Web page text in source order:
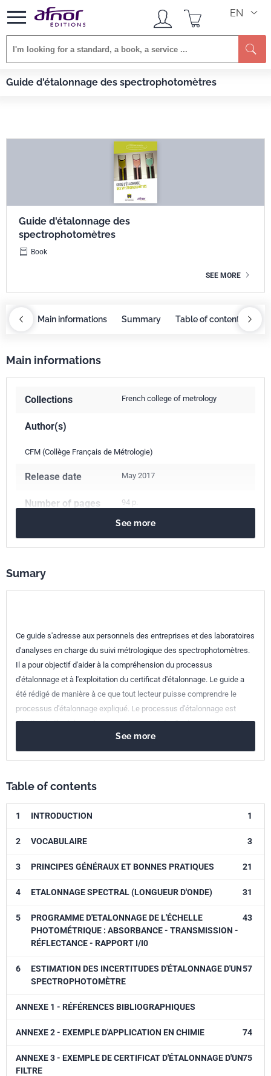
EN
Guide d'étalonnage des spectrophotomètres
Afnor EDITIONS Books Guide d'étalonnage des spectrophotomètres
Guide d'étalonnage des
spectrophotomètres
Book
SEE MORE
Main informations Summary Table of contents
Main informations
Collections French college of metrology
Author(s)
CFM (Collège Français de Métrologie)
Release date May 2017
Number of pages 94 p.
978-2-12-465605-9
ICS Codes
See more
Sumary
Ce guide s'adresse aux personnels des entreprises et des laboratoires
d'analyses en charge du suivi métrologique des spectrophotomètres.
Il a pour objectif d'aider à la compréhension du processus
d'étalonnage et à l'exploitation du certificat d'étalonnage. Le guide a
été rédigé de manière à ce que tout lecteur puisse comprendre le
processus d'étalonnage expliqué. Le processus d'étalonnage est
décrit puis illustré par des exemples concrets. Ce document apporte
aux lecteurs des recommandations sur les bonnes pratiques
concernant l'étalonnage des spectrophotomètres, sur un domaine
jusqu'à 2500 nm), en passant par le visible. Ce guide aborde
moléculaire dispersive (UV-Visible, PIR) et ne traite pas des autres
néphélométrie, spectrophotométrie d'absorption atomique ). Le
a été rédigé par un groupe de travail du Collège Français de Métrologie
AFNOR Éditions dans le cadre de la collection "Les Guides Techniques
du Collège Français de Métrologie".
See more
Table of contents
1 INTRODUCTION 1
2 VOCABULAIRE 3
3 PRINCIPES GÉNÉRAUX ET BONNES PRATIQUES 21
4 ETALONNAGE SPECTRAL (LONGUEUR D'ONDE) 31
5
PROGRAMME D'ETALONNAGE DE L'ÉCHELLE
PHOTOMÉTRIQUE : ABSORBANCE - TRANSMISSION -
RÉFLECTANCE - RAPPORT I/I0
43
6
ESTIMATION DES INCERTITUDES D'ÉTALONNAGE D'UN
SPECTROPHOTOMÈTRE
57
ANNEXE 1 - RÉFÉRENCES BIBLIOGRAPHIQUES
ANNEXE 2 - EXEMPLE D'APPLICATION EN CHIMIE 74
ANNEXE 3 - EXEMPLE DE CERTIFICAT D'ÉTALONNAGE D'UN
FILTRE
75